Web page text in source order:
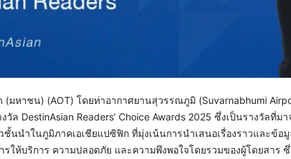
(มหาชน) (AOT) โดยท่าอากาศยานสุวรรณภูมิ (Suvarnabhumi
วัล DestinAsian Readers’ Choice Awards 2025 ซึ่งเป็นรางวัลที่
ชั้นนำในภูมิภาคเอเชียแปซิฟิก ที่มุ่งเน้นการนำเสนอเรื่องราวและข้
ให้บริการ ความปลอดภัย และความพึงพอใจโดยรวมของผู้โดยสาร